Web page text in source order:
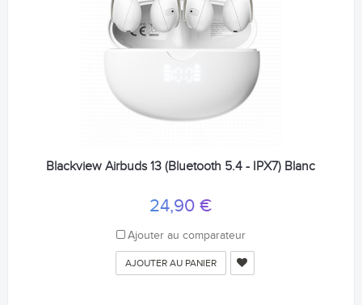
Blackview Airbuds 13 (Bluetooth 5.4 - IPX7) Blanc
24,90 €
Ajouter au comparateur
AJOUTER AU PANIER